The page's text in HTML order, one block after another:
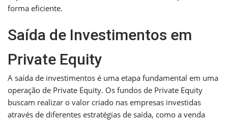
forma eficiente.
Saída de Investimentos em
Private Equity
A saída de investimentos é uma etapa fundamental em uma
operação de Private Equity. Os fundos de Private Equity
buscam realizar o valor criado nas empresas investidas
através de diferentes estratégias de saída, como a venda